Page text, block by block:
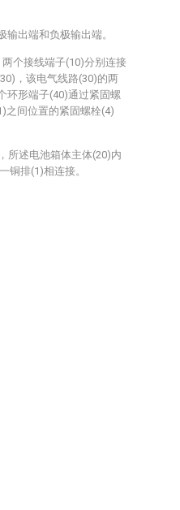
出端和负极输出端。
个接线端子(10)分别连接
，该电气线路(30)的两
环形端子(40)通过紧固螺
之间位置的紧固螺栓(4)
所述电池箱体主体(20)内
铜排(1)相连接。